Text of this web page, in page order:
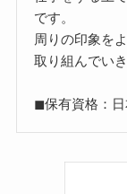
です。
周りの印象を
取り組んでい
◼︎保有資格：